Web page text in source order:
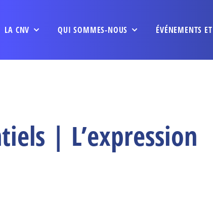
LA CNV QUI SOMMES-NOUS ÉVÉNEMENTS
| L’expression